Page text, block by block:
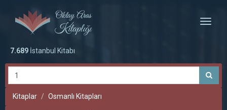
Toggle
7.689 İstanbul Kitabı
Kitaplar Osmanlı Kitapları